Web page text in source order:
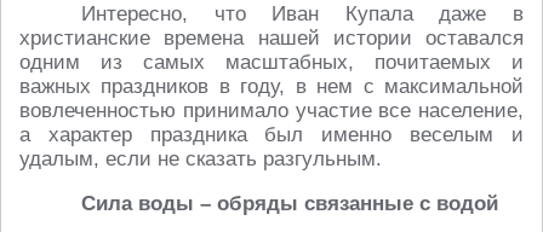
Интересно, что Иван Купала даже в
христианские времена нашей истории оставался
одним из самых масштабных, почитаемых и
важных праздников в году, в нем с максимальной
вовлеченностью принимало участие все население,
а характер праздника был именно веселым и
удалым, если не сказать разгульным.
Сила воды – обряды связанные с водой